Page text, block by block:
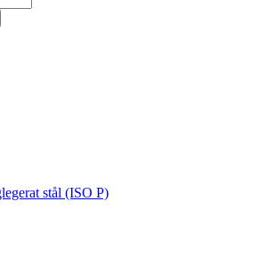
stål (ISO P)